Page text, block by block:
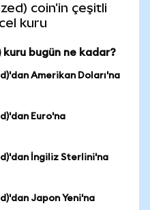
coin'in çeşitli
kuru
kuru bugün ne kadar?
Amerikan Doları'na
Euro'na
İngiliz Sterlini'na
Japon Yeni'na